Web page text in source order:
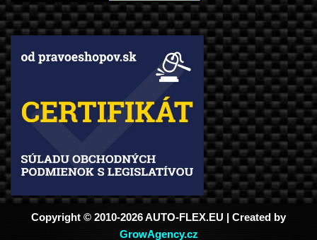
Copyright © 2010-2026 AUTO-FLEX.EU | Created by
GrowAgency.cz